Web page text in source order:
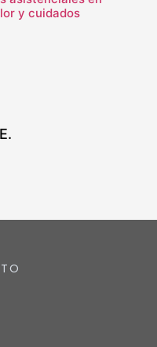
y cuidados